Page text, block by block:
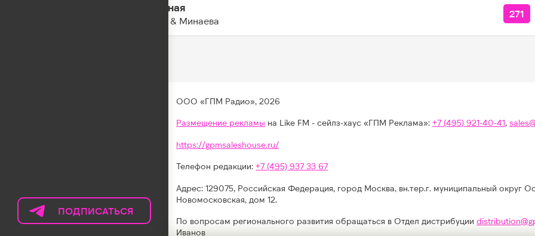
ПОДПИСАТЬСЯ
НА
Сильная
IOWA & Минаева
271
ООО «ГПМ Радио», 2026
Размещение рекламы на Like FM - сейлз-хаус «ГПМ Реклама»:+7 (495) 921-40-41,
https://gpmsaleshouse.ru/
Телефон редакции:+7 (495) 937 33 67
Адрес: 129075, Российская Федерация, город Москва, вн.тер.г. муниципальный округ
Новомосковская, дом 12.
По вопросам регионального развития обращаться в Отдел дистрибуции
Иванов